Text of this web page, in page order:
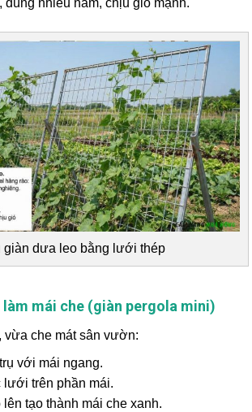
dùng nhiều năm, chịu gió mạnh.
giàn dưa leo bằng lưới thép
làm mái che (giàn pergola mini)
vừa che mát sân vườn:
với mái ngang.
lưới trên phần mái.
tạo thành mái che xanh.